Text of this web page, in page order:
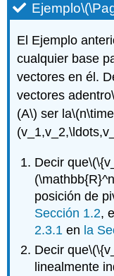
Ejemplo
El Ejemplo
cualquier base
vectores en él.
vectores adentro
(A\) ser la
Decir que
posición de
Sección 1.2,
2.3.1 en la
Decir que
linealmente